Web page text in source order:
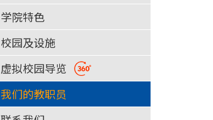
学院特色
校园及设施
虚拟校园导览
我们的教职员